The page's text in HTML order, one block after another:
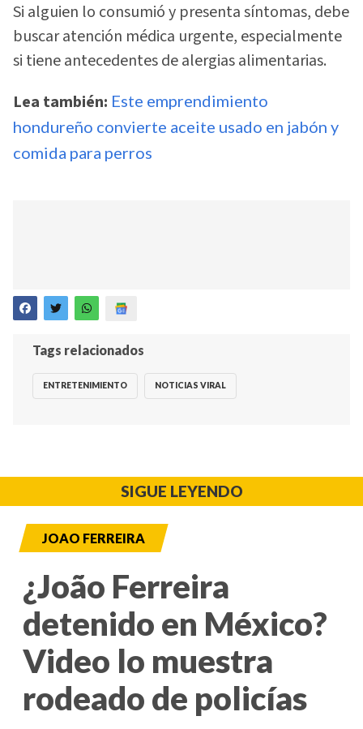
Si alguien lo consumió y presenta síntomas, debe
buscar atención médica urgente, especialmente
si tiene antecedentes de alergias alimentarias.
Lea también: Este emprendimiento
hondureño convierte aceite usado en jabón y
comida para perros
Tags relacionados
ENTRETENIMIENTO NOTICIAS VIRAL
SIGUE LEYENDO
JOAO FERREIRA
¿João Ferreira
detenido en México?
Video lo muestra
rodeado de policías